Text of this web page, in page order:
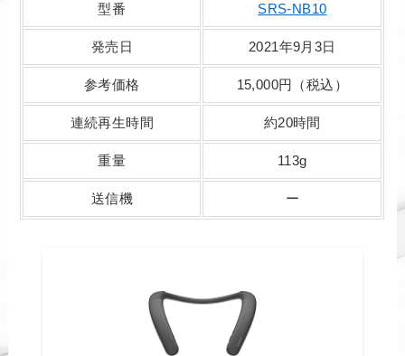
型番 SRS-NB10
発売日 2021年9月3日
参考価格 15,000円（税込）
連続再生時間 約20時間
重量 113g
送信機 ー